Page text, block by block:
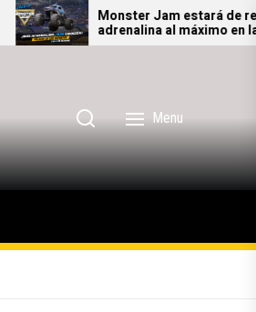
Monster Jam estará de regreso con la
adrenalina al máximo en la Ciudad de
México
Menu